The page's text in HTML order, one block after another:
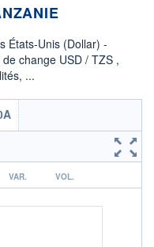
2 654,5
2 655,0
VEILLE
632,5000
États-Unis (Dollar) -
change USD / TZS ,
...
VAR. VOL.